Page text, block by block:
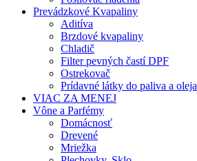
Prevádzkové Kvapaliny
Aditíva
Brzdové kvapaliny
Chladič
Filter pevných častí DPF
Ostrekovač
Prídavné látky do paliva a oleja
VIAC ZA MENEJ
Vône a Parfémy
Domácnosť
Drevené
Mriežka